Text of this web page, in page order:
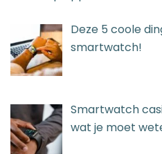
Deze 5 coole
smartwatch!
Smartwatch
wat je moet